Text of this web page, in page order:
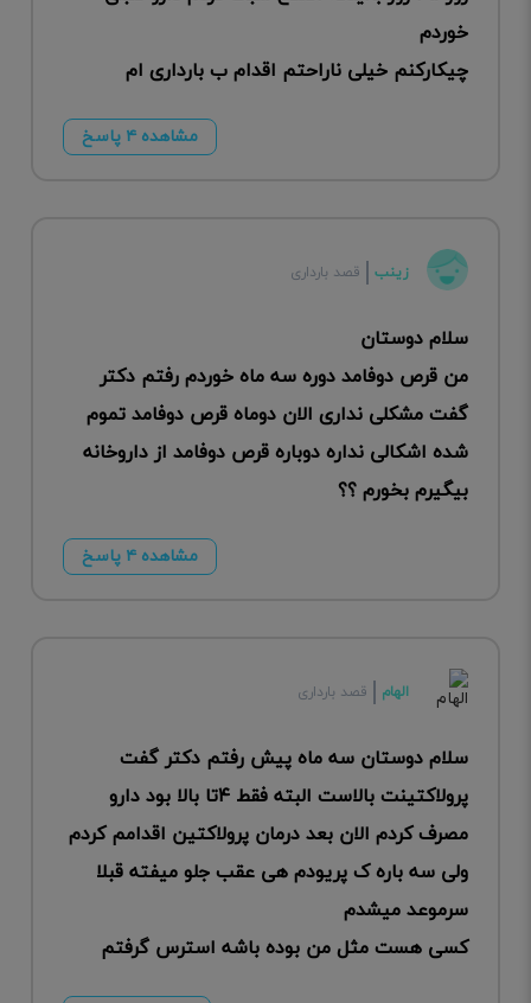
خوردم
چیکارکنم خیلی ناراحتم اقدام ب بارداری ام
مشاهده ۴ پاسخ
زینب قصد بارداری
سلام دوستان
من قرص دوفامد دوره سه ماه خوردم رفتم دکتر
گفت مشکلی نداری الان دوماه قرص دوفامد تموم
شده اشکالی نداره دوباره قرص دوفامد از داروخانه
بیگیرم بخورم ؟؟
مشاهده ۴ پاسخ
الهام قصد بارداری
سلام دوستان سه ماه پیش رفتم دکتر گفت
پرولاکتینت بالاست البته فقط ۴تا بالا بود دارو
مصرف کردم الان بعد درمان پرولاکتین اقدامم کردم
ولی سه باره ک پریودم هی عقب جلو ميفته قبلا
سرموعد میشدم
کسی هست مثل من بوده باشه استرس گرفتم